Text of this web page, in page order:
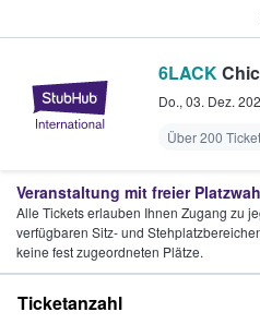
StubHub -
6LACK
Do., 03. Dez.
Über 200
Veranstaltung mit freier
Alle Tickets erlauben Ihnen Zugang zu
verfügbaren Sitz- und
keine fest zugeordneten Plätze.
Ticketanzahl